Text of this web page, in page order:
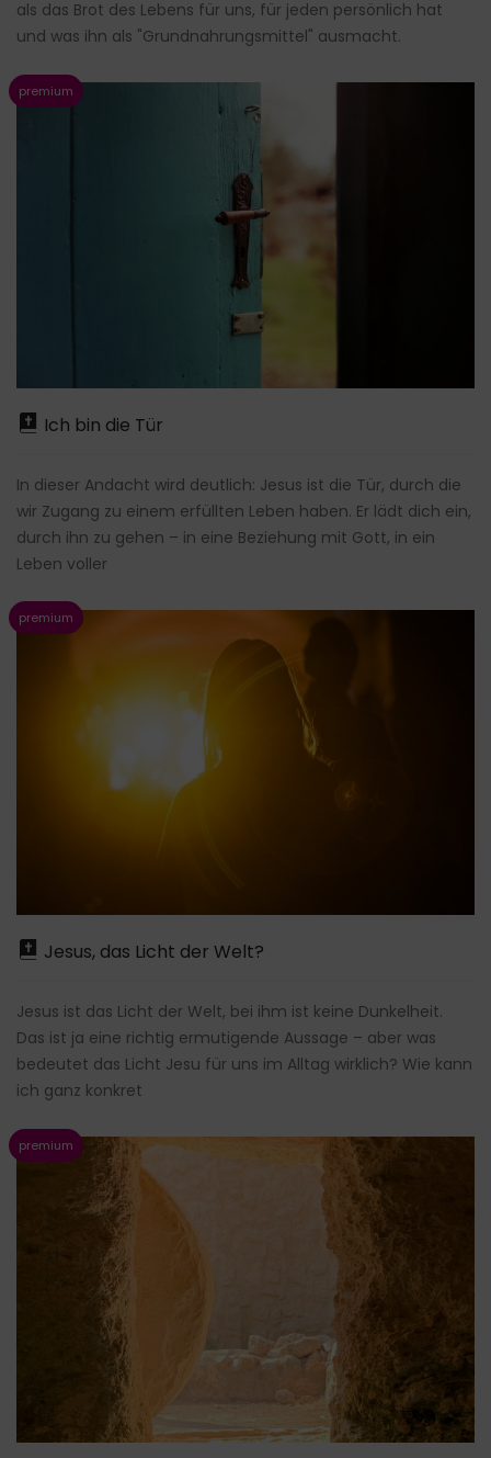
als das Brot des Lebens für uns, für jeden persönlich hat
und was ihn als "Grundnahrungsmittel" ausmacht.
Ich bin die Tür
In dieser Andacht wird deutlich: Jesus ist die Tür, durch die
wir Zugang zu einem erfüllten Leben haben. Er lädt dich ein,
durch ihn zu gehen – in eine Beziehung mit Gott, in ein
Leben voller
Jesus, das Licht der Welt?
Jesus ist das Licht der Welt, bei ihm ist keine Dunkelheit.
Das ist ja eine richtig ermutigende Aussage – aber was
bedeutet das Licht Jesu für uns im Alltag wirklich? Wie kann
ich ganz konkret